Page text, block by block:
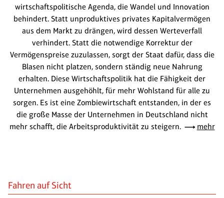
wirtschaftspolitische Agenda, die Wandel und Innovation
behindert. Statt unproduktives privates Kapitalvermögen
aus dem Markt zu drängen, wird dessen Werteverfall
verhindert. Statt die notwendige Korrektur der
Vermögenspreise zuzulassen, sorgt der Staat dafür, dass die
Blasen nicht platzen, sondern ständig neue Nahrung
erhalten. Diese Wirtschaftspolitik hat die Fähigkeit der
Unternehmen ausgehöhlt, für mehr Wohlstand für alle zu
sorgen. Es ist eine Zombiewirtschaft entstanden, in der es
die große Masse der Unternehmen in Deutschland nicht
mehr schafft, die Arbeitsproduktivität zu steigern.
mehr
Fahren auf Sicht